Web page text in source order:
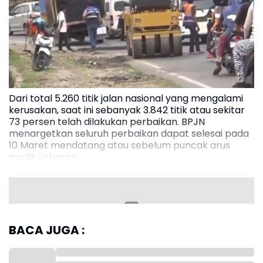
Dari total 5.260 titik jalan nasional yang mengalami
kerusakan, saat ini sebanyak 3.842 titik atau sekitar
73 persen telah dilakukan perbaikan. BPJN
menargetkan seluruh perbaikan dapat selesai pada
10 Maret mendatang atau sebelum puncak arus
mudik Lebaran
pihaknya tengah mempercepat proses perbaikan
BACA JUGA :